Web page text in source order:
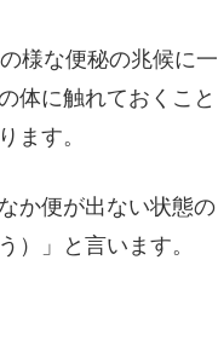
様な便秘の兆候に一
体に触れておくこと
ます。
か便が出ない状態の
）」と言います。